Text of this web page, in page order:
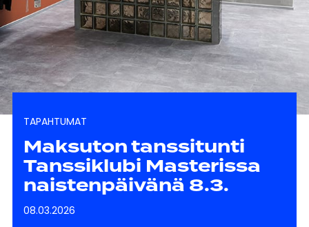
Maksuton tanssitunti
Tanssiklubi Masterissa
naistenpäivänä 8.3.
TAPAHTUMAT
08.03.2026